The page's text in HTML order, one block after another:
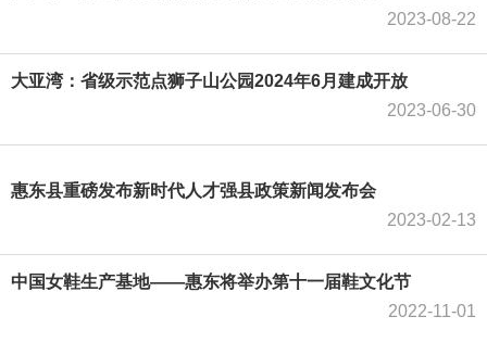
2023-08-22
大亚湾：省级示范点狮子山公园2024年6月建成开放
2023-06-30
惠东县重磅发布新时代人才强县政策新闻发布会
2023-02-13
中国女鞋生产基地——惠东将举办第十一届鞋文化节
2022-11-01